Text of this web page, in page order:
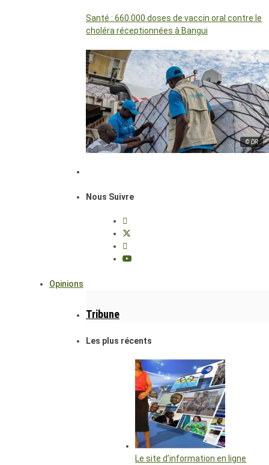
Santé : 660 000 doses de vaccin oral contre le
choléra réceptionnées à Bangui
© DR
Nous Suivre
Opinions
Tribune
Les plus récents
Le site d’information en ligne